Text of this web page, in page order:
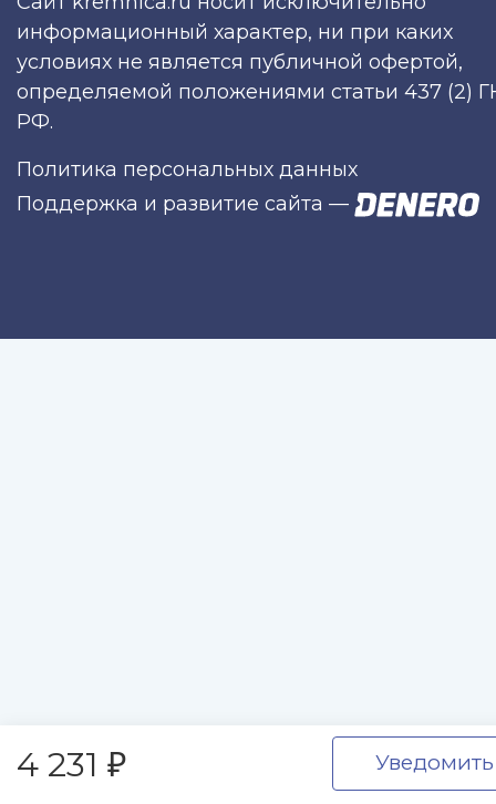
4 231 ₽ Уведомить
информационный характер, ни при каких
условиях не является публичной офертой,
определяемой положениями статьи 437 (2)
РФ.
Политика персональных данных
Поддержка и развитие сайта —